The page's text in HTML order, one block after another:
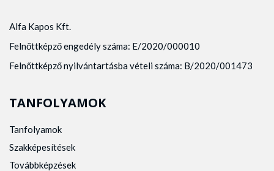
Alfa Kapos Kft.
Felnőttképző engedély száma: E/2020/000010
Felnőttképző nyilvántartásba vételi száma: B/2020/001473
TANFOLYAMOK
Tanfolyamok
Szakképesítések
Továbbképzések